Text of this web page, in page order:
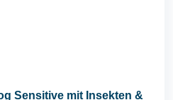
Sensitive mit Insekten &